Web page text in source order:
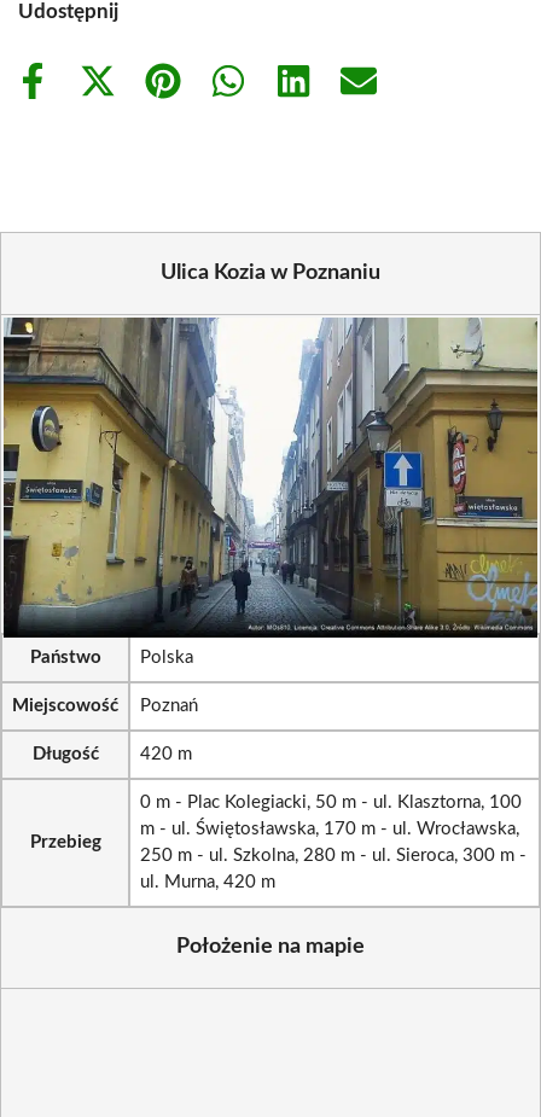
Udostępnij
Share
Share
Share
Share
Share
Share
Ulica Kozia w Poznaniu
Państwo Polska
Miejscowość Poznań
Długość 420 m
Przebieg
0 m - Plac Kolegiacki, 50 m - ul. Klasztorna, 100
m - ul. Świętosławska, 170 m - ul. Wrocławska,
250 m - ul. Szkolna, 280 m - ul. Sieroca, 300 m -
ul. Murna, 420 m
Położenie na mapie